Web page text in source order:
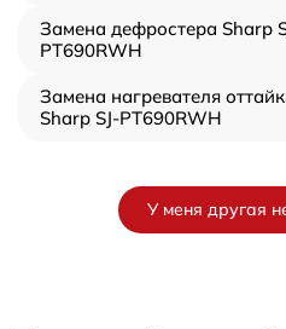
Замена дефростера Sharp
PT690RWH
Замена нагревателя
Sharp SJ-PT690RWH
У меня другая